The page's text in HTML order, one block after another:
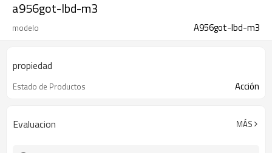
a956got-lbd-m3
modelo A956got-lbd-m3
propiedad
Estado de Productos Acción
Evaluacion MÁS